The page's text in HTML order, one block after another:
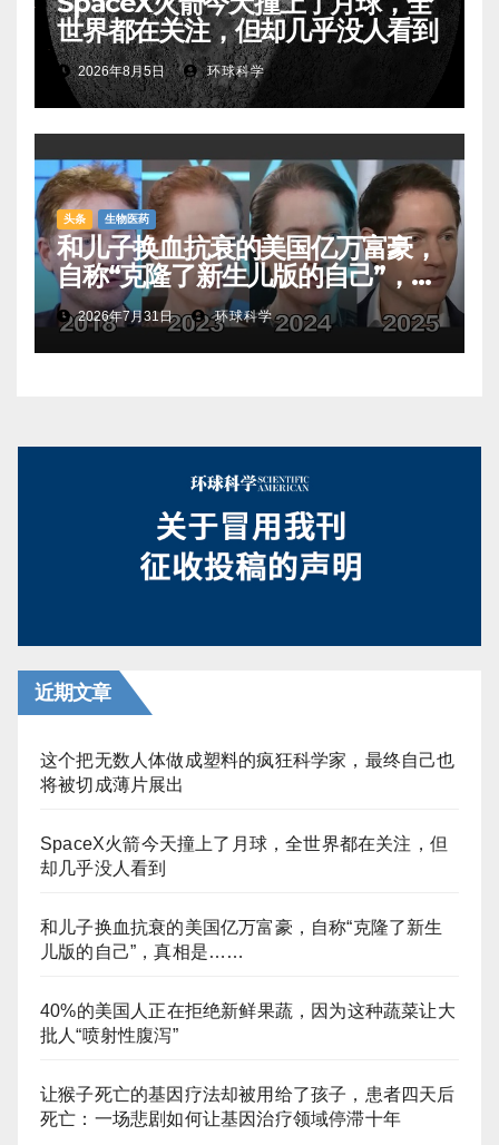
世界都在关注，但却几乎没人看到
2026年8月5日 环球科学
头条 生物医药
和儿子换血抗衰的美国亿万富豪，
自称“克隆了新生儿版的自己”，真
相是……
2026年7月31日 环球科学
近期文章
这个把无数人体做成塑料的疯狂科学家，最终自己也
将被切成薄片展出
SpaceX火箭今天撞上了月球，全世界都在关注，但
却几乎没人看到
和儿子换血抗衰的美国亿万富豪，自称“克隆了新生
儿版的自己”，真相是……
40%的美国人正在拒绝新鲜果蔬，因为这种蔬菜让大
批人“喷射性腹泻”
让猴子死亡的基因疗法却被用给了孩子，患者四天后
死亡：一场悲剧如何让基因治疗领域停滞十年